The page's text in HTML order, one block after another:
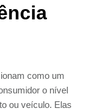
como um
o nível
ou veículo. Elas